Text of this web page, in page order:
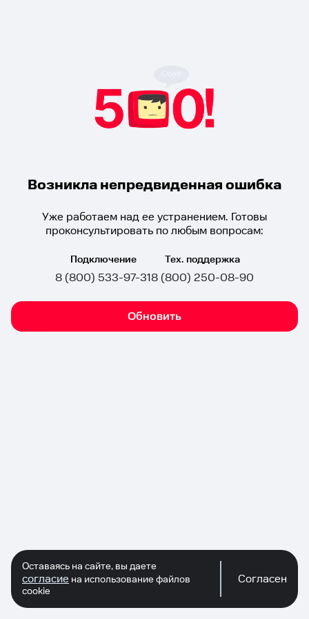
Возникла непредвиденная ошибка
Уже работаем над ее устранением. Готовы
проконсультировать по любым вопросам:
Подключение
8 (800) 533-97-31
Тех. поддержка
8 (800) 250-08-90
Обновить
Оставаясь на сайте, вы даете
согласие на использование файлов
cookie
Согласен